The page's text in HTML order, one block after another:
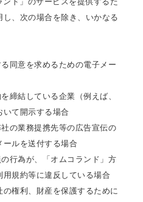
、次の場合を除き、いかなる
同意を求めるための電子メー
締結している企業（例えば、
いて開示する場合
の業務提携先等の広告宣伝の
ールを送付する場合
行為が、「オムコランド」方
規約等に違反している場合
権利、財産を保護するために